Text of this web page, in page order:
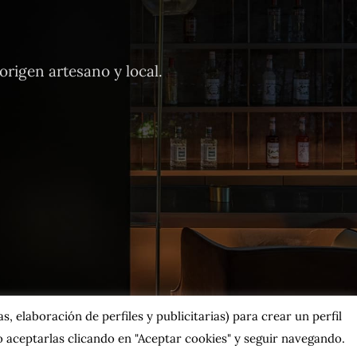
artesano y local.
elaboración de perfiles y publicitarias) para crear un perfil
clicando en "Aceptar cookies" y seguir navegando.